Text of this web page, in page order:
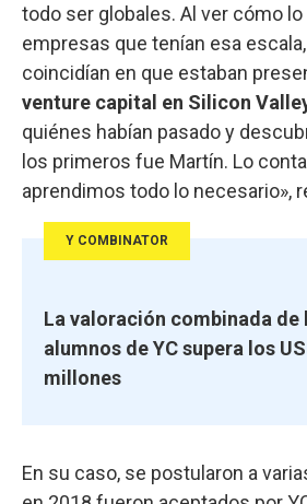
todo ser globales. Al ver cómo lo
empresas que tenían esa
coincidían en que estaban
venture capital en Silicon
quiénes habían pasado y
los primeros fue Martín. Lo
aprendimos todo lo necesario»,
Y COMBINATOR
La valoración combinada de
alumnos de YC supera los
millones
En su caso, se postularon a